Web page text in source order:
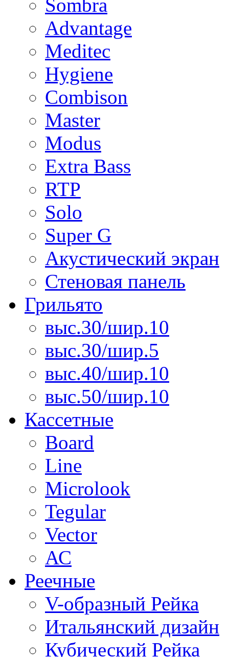
Sombra
Advantage
Meditec
Hygiene
Combison
Master
Modus
Extra Bass
RTP
Solo
Super G
Акустический экран
Стеновая панель
Грильято
выс.30/шир.10
выс.30/шир.5
выс.40/шир.10
выс.50/шир.10
Кассетные
Board
Line
Microlook
Tegular
Vector
АС
Реечные
V-образный Рейка
Итальянский дизайн
Кубический Рейка